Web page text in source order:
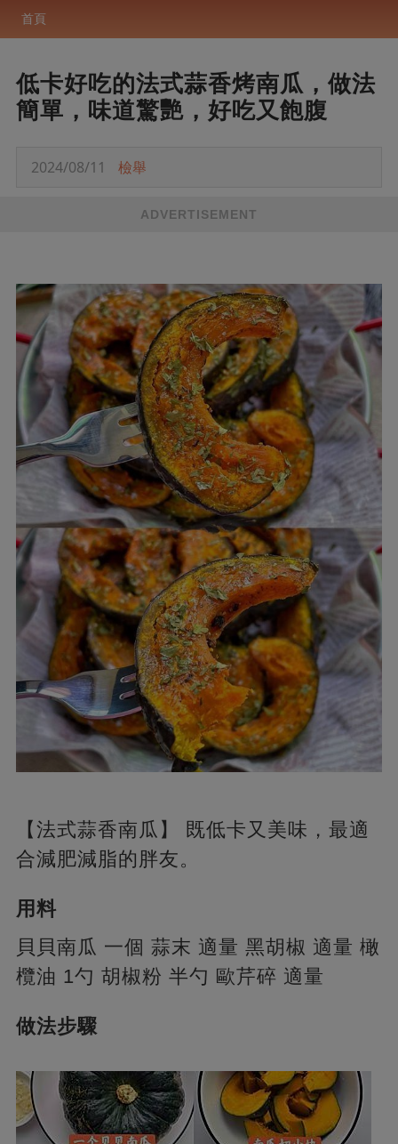
首頁
低卡好吃的法式蒜香烤南瓜，做法
簡單，味道驚艷，好吃又飽腹
2024/08/11 檢舉
ADVERTISEMENT
【法式蒜香南瓜】 既低卡又美味，最適
合減肥減脂的胖友。
用料
貝貝南瓜 一個 蒜末 適量 黑胡椒 適量 橄
欖油 1勺 胡椒粉 半勺 歐芹碎 適量
做法步驟